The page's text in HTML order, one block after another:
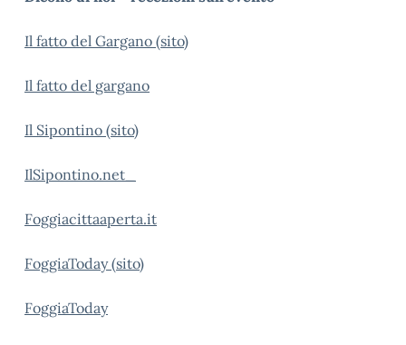
Il fatto del Gargano (sito)
Il fatto del gargano
Il Sipontino (sito)
IlSipontino.net_
Foggiacittaaperta.it
FoggiaToday (sito)
FoggiaToday